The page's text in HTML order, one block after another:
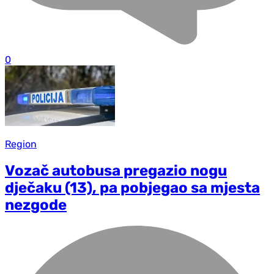
0
Region
Vozač autobusa pregazio nogu
dječaku (13), pa pobjegao sa mjesta
nezgode